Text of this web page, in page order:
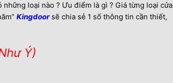
loại nào ? Ưu điểm là gì ? Giá từng loại cửa
Kingdoorsẽ chia sẻ 1 số thông tin cần thiết,
Ý)